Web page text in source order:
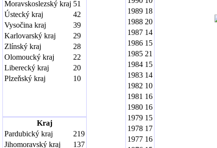
Moravskoslezský kraj 51
Ústecký kraj
42
Vysočina kraj
39
Karlovarský kraj
29
Zlínský kraj
28
Olomoucký kraj
22
Liberecký kraj
20
Plzeňský kraj
10
Kraj
Pardubický kraj
219
Jihomoravský kraj
137
1989 18
1988 20
1987 14
1986 15
1985 21
1984 15
1983 14
1982 10
1981 16
1980 16
1979 15
1978 17
1977 16